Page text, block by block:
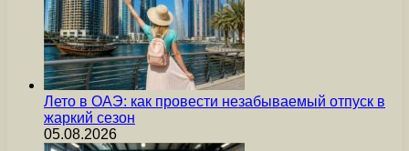
Лето в ОАЭ: как провести незабываемый отпуск в
жаркий сезон
05.08.2026